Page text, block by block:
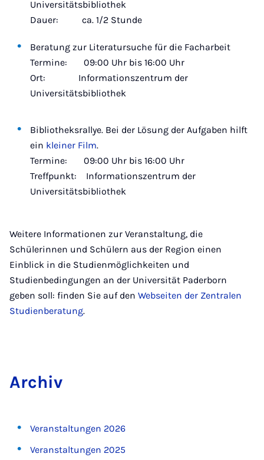
Universitätsbibliothek
Dauer: ca. 1/2 Stunde
Beratung zur Literatursuche für die Facharbeit
Termine: 09:00 Uhr bis 16:00 Uhr
Ort: Informationszentrum der
Universitätsbibliothek
Bibliotheksrallye. Bei der Lösung der Aufgaben hilft
ein kleiner Film.
Termine: 09:00 Uhr bis 16:00 Uhr
Treffpunkt: Informationszentrum der
Universitätsbibliothek
Weitere Informationen zur Veranstaltung, die
Schülerinnen und Schülern aus der Region einen
Einblick in die Studienmöglichkeiten und
Studienbedingungen an der Universität Paderborn
geben soll: finden Sie auf den Webseiten der Zentralen
Studienberatung.
Ar­chiv
Veranstaltungen 2026
Veranstaltungen 2025